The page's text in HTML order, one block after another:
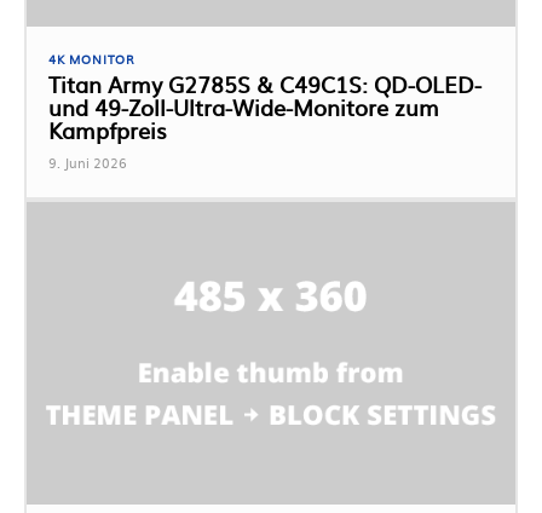
4K MONITOR
Titan Army G2785S & C49C1S: QD-OLED-
und 49-Zoll-Ultra-Wide-Monitore zum
Kampfpreis
9. Juni 2026